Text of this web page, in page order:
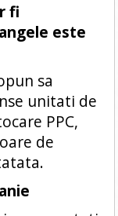
fi
este
sa
unitati de
PPC,
de